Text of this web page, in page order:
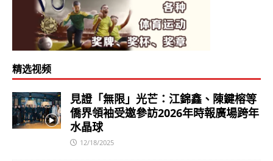
精选视频
見證「無限」光芒：江錦鑫、陳鍵榕等
僑界領袖受邀參訪2026年時報廣場跨年
水晶球
12/18/2025